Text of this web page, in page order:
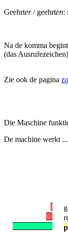
Geehrter/ geehrten:
Na de komma
(das
Zie ook de pagina
Die Maschine
De machine werkt